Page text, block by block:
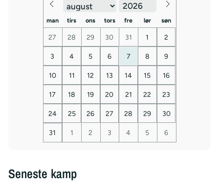
man tirs ons tors fre lør søn
27 28 29 30 31 1 2
3 4 5 6 7 8 9
10 11 12 13 14 15 16
17 18 19 20 21 22 23
24 25 26 27 28 29 30
31 1 2 3 4 5 6
Seneste kamp